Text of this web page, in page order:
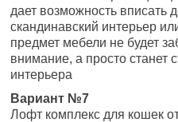
дает возможность вписать
скандинавский интерьер
предмет мебели не будет
внимание, а просто станет
интерьера
Вариант №7
Лофт комплекс для кошек